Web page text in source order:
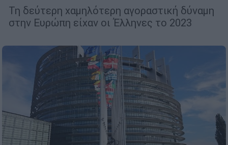
Τη δεύτερη χαμηλότερη αγοραστική δύναμη
στην Ευρώπη είχαν οι Έλληνες το 2023